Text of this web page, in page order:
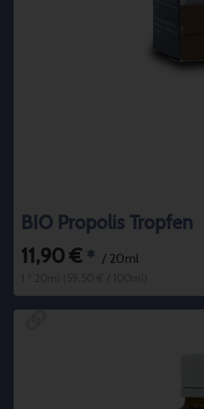
BIO Propolis Tropfen
11,90 € * / 20ml